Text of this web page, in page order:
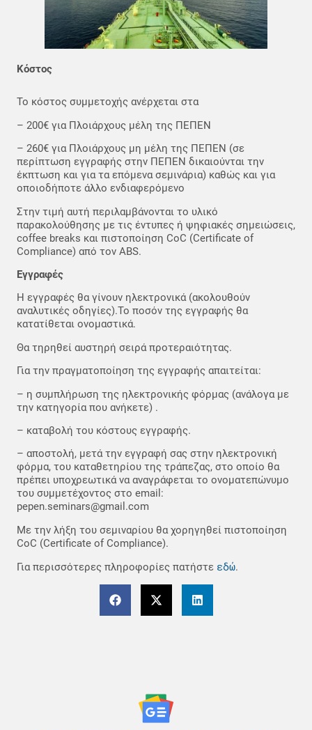
Κόστος
Το κόστος συμμετοχής ανέρχεται στα
– 200€ για Πλοιάρχους μέλη της ΠΕΠΕΝ
– 260€ για Πλοιάρχους μη μέλη της ΠΕΠΕΝ (σε
περίπτωση εγγραφής στην ΠΕΠΕΝ δικαιούνται την
έκπτωση και για τα επόμενα σεμινάρια) καθώς και για
οποιοδήποτε άλλο ενδιαφερόμενο
Στην τιμή αυτή περιλαμβάνονται το υλικό
παρακολούθησης με τις έντυπες ή ψηφιακές σημειώσεις,
coffee breaks και πιστοποίηση CoC (Certificate of
Compliance) από τον ABS.
Εγγραφές
Η εγγραφές θα γίνουν ηλεκτρονικά (ακολουθούν
αναλυτικές οδηγίες).Το ποσόν της εγγραφής θα
κατατίθεται ονομαστικά.
Θα τηρηθεί αυστηρή σειρά προτεραιότητας.
Για την πραγματοποίηση της εγγραφής απαιτείται:
– η συμπλήρωση της ηλεκτρονικής φόρμας (ανάλογα με
την κατηγορία που ανήκετε) .
– καταβολή του κόστους εγγραφής.
– αποστολή, μετά την εγγραφή σας στην ηλεκτρονική
φόρμα, του καταθετηρίου της τράπεζας, στο οποίο θα
πρέπει υποχρεωτικά να αναγράφεται το ονοματεπώνυμο
του συμμετέχοντος στο email:
pepen.seminars@gmail.com
Με την λήξη του σεμιναρίου θα χορηγηθεί πιστοποίηση
CoC (Certificate of Compliance).
Για περισσότερες πληροφορίες πατήστε εδώ.